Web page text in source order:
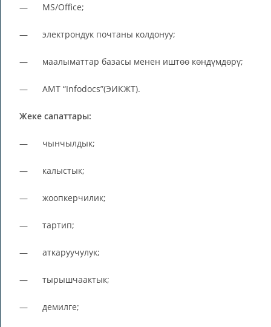
— MS/Office;
— электрондук почтаны колдонуу;
— маалыматтар базасы менен иштөө көндүмдөрү;
— АМТ “Infodocs”(ЭИКЖТ).
Жеке сапаттары:
— чынчылдык;
— калыстык;
— жоопкерчилик;
— тартип;
— аткаруучулук;
— тырышчаактык;
— демилге;